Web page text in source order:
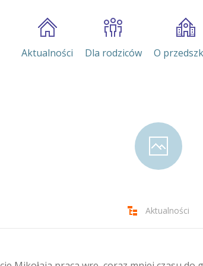
Aktualności Dla rodziców O
Aktualności